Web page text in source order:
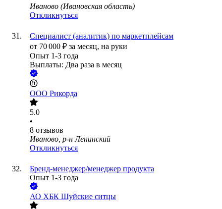
Иваново (Ивановская область)
Откликнуться
Специалист (аналитик) по маркетплейсам
от 70 000 ₽ за месяц, на руки
Опыт 1-3 года
Выплаты: Два раза в месяц
ООО Рикорда
5.0
•
8 отзывов
Иваново, р-н Ленинский
Откликнуться
Бренд-менеджер/менеджер продукта
Опыт 1-3 года
АО ХБК Шуйские ситцы